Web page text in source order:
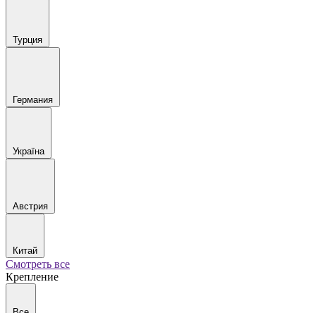
Турция
Германия
Україна
Австрия
Китай
Смотреть все
Крепление